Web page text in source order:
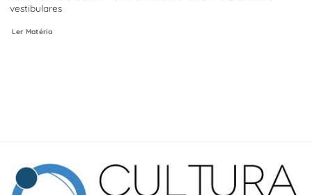
vestibulares
Ler Matéria